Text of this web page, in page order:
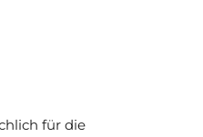
für die